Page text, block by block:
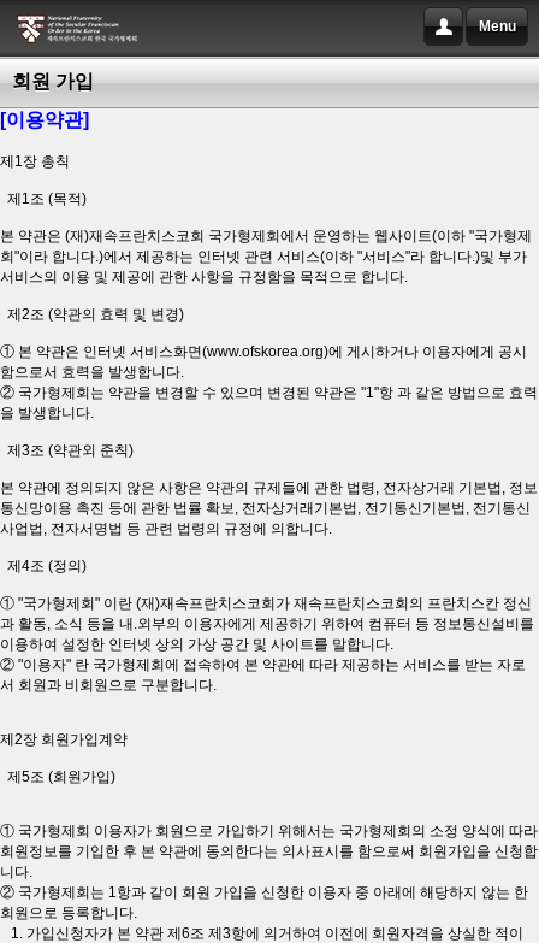
Menu
회원 가입
[이용약관]
제1장 총칙
제1조 (목적)
본 약관은 (재)재속프란치스코회 국가형제회에서 운영하는 웹사이트(이하 "국가형제
회"이라 합니다.)에서 제공하는 인터넷 관련 서비스(이하 "서비스"라 합니다.)및 부가
서비스의 이용 및 제공에 관한 사항을 규정함을 목적으로 합니다.
제2조 (약관의 효력 및 변경)
① 본 약관은 인터넷 서비스화면(www.ofskorea.org)에 게시하거나 이용자에게 공시
함으로서 효력을 발생합니다.
② 국가형제회는 약관을 변경할 수 있으며 변경된 약관은 "1"항 과 같은 방법으로 효력
을 발생합니다.
제3조 (약관외 준칙)
본 약관에 정의되지 않은 사항은 약관의 규제들에 관한 법령, 전자상거래 기본법, 정보
통신망이용 촉진 등에 관한 법률 확보, 전자상거래기본법, 전기통신기본법, 전기통신
사업법, 전자서명법 등 관련 법령의 규정에 의합니다.
제4조 (정의)
① "국가형제회" 이란 (재)재속프란치스코회가 재속프란치스코회의 프란치스칸 정신
과 활동, 소식 등을 내.외부의 이용자에게 제공하기 위하여 컴퓨터 등 정보통신설비를
이용하여 설정한 인터넷 상의 가상 공간 및 사이트를 말합니다.
② "이용자" 란 국가형제회에 접속하여 본 약관에 따라 제공하는 서비스를 받는 자로
서 회원과 비회원으로 구분합니다.
제2장 회원가입계약
제5조 (회원가입)
① 국가형제회 이용자가 회원으로 가입하기 위해서는 국가형제회의 소정 양식에 따라
회원정보를 기입한 후 본 약관에 동의한다는 의사표시를 함으로써 회원가입을 신청합
니다.
② 국가형제회는 1항과 같이 회원 가입을 신청한 이용자 중 아래에 해당하지 않는 한
회원으로 등록합니다.
1. 가입신청자가 본 약관 제6조 제3항에 의거하여 이전에 회원자격을 상실한 적이